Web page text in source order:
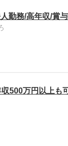
勤務/高年収/賞
500万円以上も